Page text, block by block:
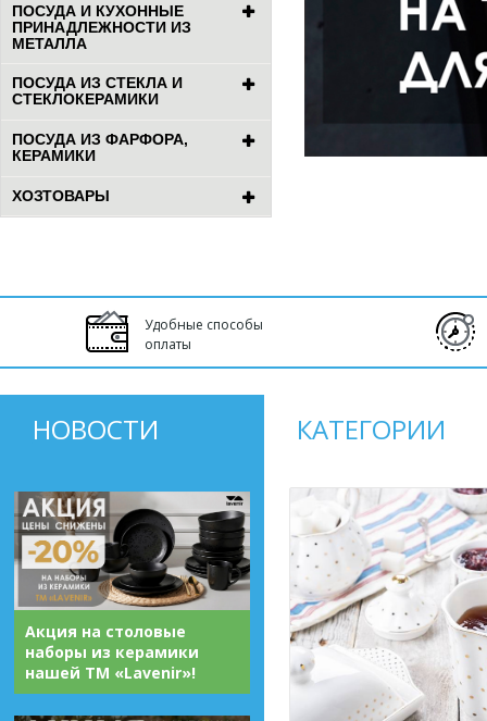
ПОСУДА И КУХОННЫЕ
ПРИНАДЛЕЖНОСТИ ИЗ
МЕТАЛЛА
ПОСУДА ИЗ СТЕКЛА И
СТЕКЛОКЕРАМИКИ
ПОСУДА ИЗ ФАРФОРА,
КЕРАМИКИ
ХОЗТОВАРЫ
Удобные способы
оплаты
НОВОСТИ
Акция на столовые
наборы из керамики
нашей ТМ «Lavenir»!
КАТЕГОРИИ